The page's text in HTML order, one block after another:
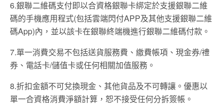
6.銀聯二維碼支付即以合資格銀聯卡綁定於支援銀聯二維
碼的手機應用程式(包括雲端閃付APP及其他支援銀聯二維
碼App)內，並以該卡在銀聯終端機進行銀聯二維碼付款。
7.單一消費交易不包括送貨服務費、繳費帳項、現金券/禮
券、電話卡/儲值卡或任何相關加值服務。
8.折扣金額不可兌換現金、其他貨品及不可轉讓。優惠以
單一合資格消費淨額計算，恕不接受任何分拆簽帳。